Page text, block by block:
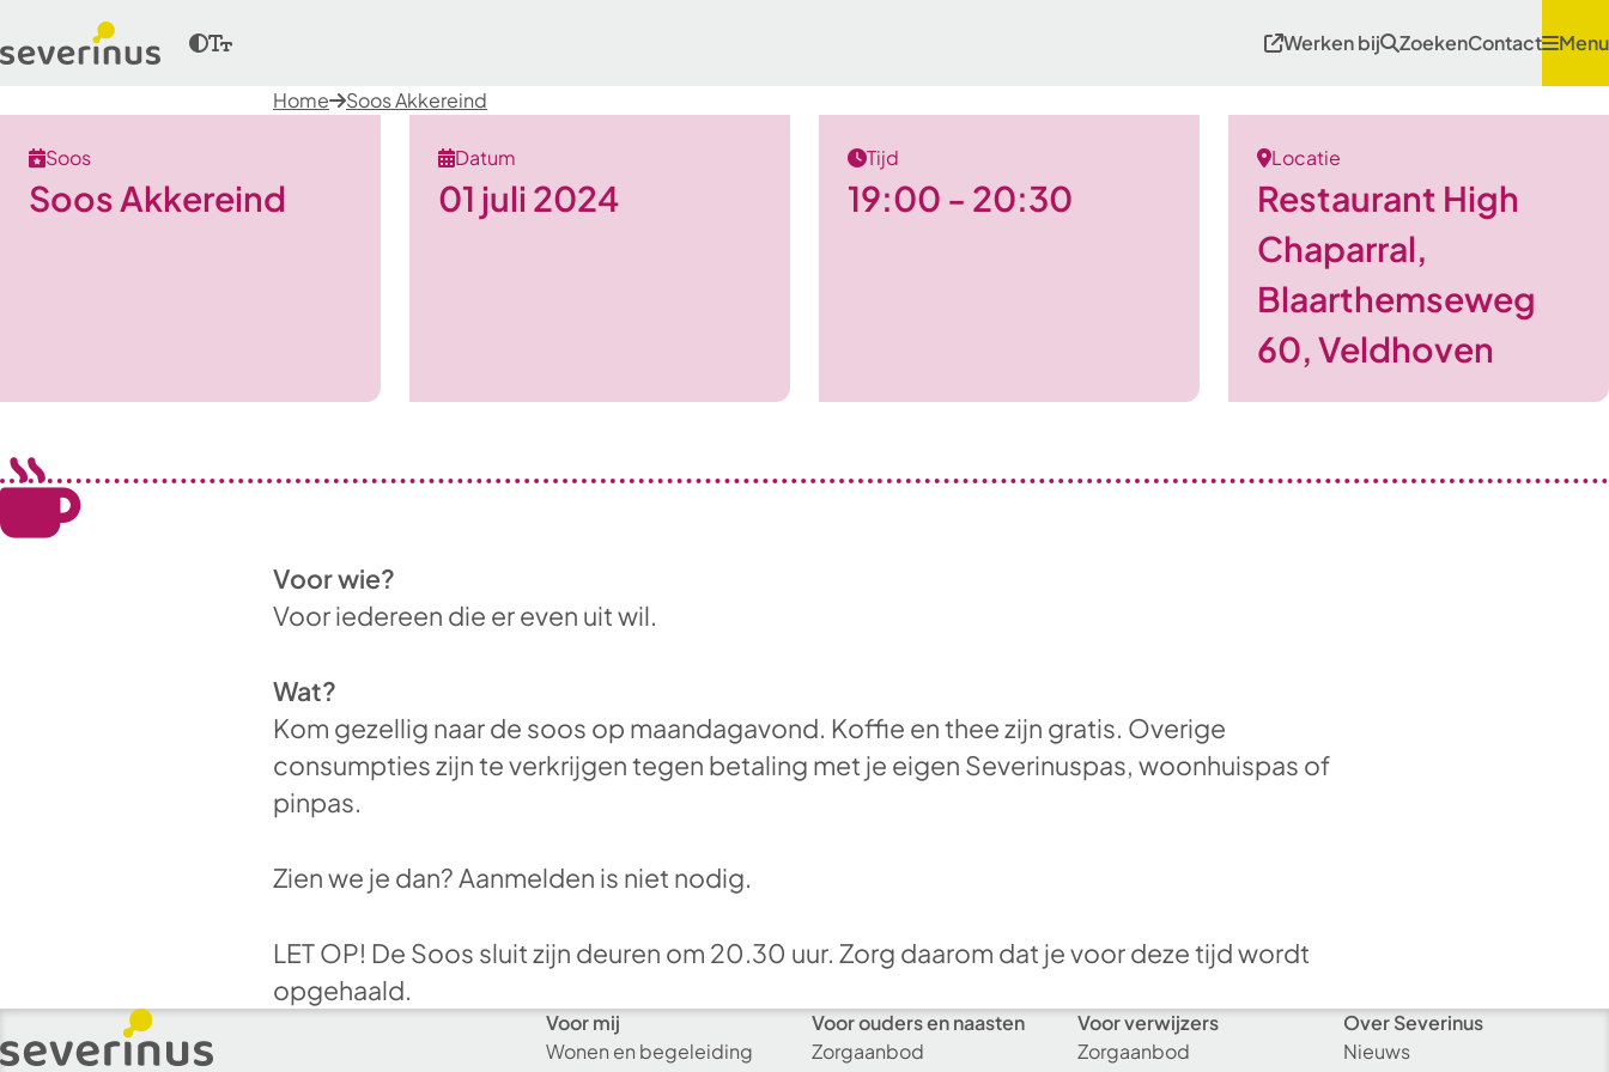
Werken bij ZoekenContact Menu
Home Soos Akkereind
Soos
Soos Akkereind
Datum
01 juli 2024
Tijd
19:00 - 20:30
Locatie
Restaurant High
Chaparral,
Blaarthemseweg
60, Veldhoven
Voor wie?
Voor iedereen die er even uit wil.
Wat?
Kom gezellig naar de soos op maandagavond. Koffie en thee zijn gratis. Overige
consumpties zijn te verkrijgen tegen betaling met je eigen Severinuspas, woonhuispas of
pinpas.
Zien we je dan? Aanmelden is niet nodig.
LET OP! De Soos sluit zijn deuren om 20.30 uur. Zorg daarom dat je voor deze tijd wordt
opgehaald.
Voor mij
Wonen en begeleiding
Voor ouders en naasten
Zorgaanbod
Voor verwijzers
Zorgaanbod
Over Severinus
Nieuws